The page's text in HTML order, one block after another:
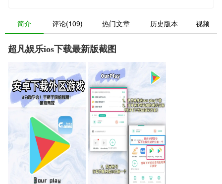
简介 评论(109) 热门文章 历史版本 视频
超凡娱乐ios下载最新版截图